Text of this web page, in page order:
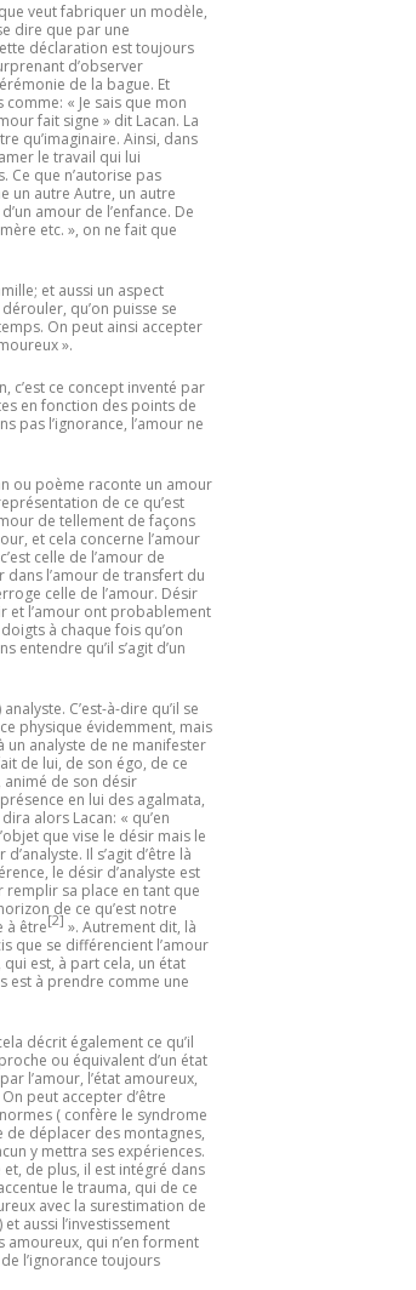
veut fabriquer un modèle,
dire que par une
déclaration est toujours
d’observer
de la bague. Et
« Je sais que mon
fait signe » dit Lacan. La
qu’imaginaire. Ainsi, dans
le travail qui lui
Ce que n’autorise pas
un autre Autre, un autre
amour de l’enfance. De
etc. », on ne fait que
et aussi un aspect
qu’on puisse se
On peut ainsi accepter
».
ce concept inventé par
en fonction des points de
pas l’ignorance, l’amour ne
ou poème raconte un amour
de ce qu’est
de tellement de façons
et cela concerne l’amour
celle de l’amour de
l’amour de transfert du
celle de l’amour. Désir
et l’amour ont probablement
à chaque fois qu’on
qu’il s’agit d’un
C’est-à-dire qu’il se
physique évidemment, mais
un analyste de ne manifester
de lui, de son égo, de ce
animé de son désir
en lui des agalmata,
alors Lacan: « qu’en
que vise le désir mais le
Il s’agit d’être là
le désir d’analyste est
remplir sa place en tant que
de ce qu’est notre
à être[2] ». Autrement dit, là
que se différencient l’amour
est, à part cela, un état
est à prendre comme une
décrit également ce qu’il
ou équivalent d’un état
l’amour, l’état amoureux,
peut accepter d’être
( confère le syndrome
de déplacer des montagnes,
y mettra ses expériences.
de plus, il est intégré dans
le trauma, qui de ce
avec la surestimation de
aussi l’investissement
qui n’en forment
l’ignorance toujours